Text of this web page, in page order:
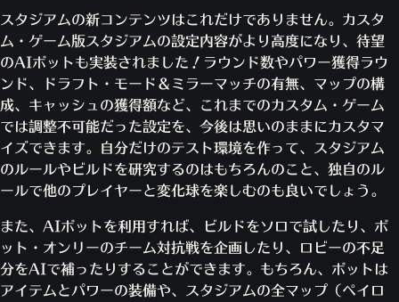
スタジアムの新コンテンツはこれだけでありません。カスタ
ム・ゲーム版スタジアムの設定内容がより高度になり、待望
のAIボットも実装されました！ラウンド数やパワー獲得ラウ
ンド、ドラフト・モード＆ミラーマッチの有無、マップの構
成、キャッシュの獲得額など、これまでのカスタム・ゲーム
では調整不可能だった設定を、今後は思いのままにカスタマ
イズできます。自分だけのテスト環境を作って、スタジアム
のルールやビルドを研究するのはもちろんのこと、独自のル
ールで他のプレイヤーと変化球を楽しむのも良いでしょう。
また、AIボットを利用すれば、ビルドをソロで試したり、ボ
ット・オンリーのチーム対抗戦を企画したり、ロビーの不足
分をAIで補ったりすることができます。もちろん、ボットは
アイテムとパワーの装備や、スタジアムの全マップ（ペイロ